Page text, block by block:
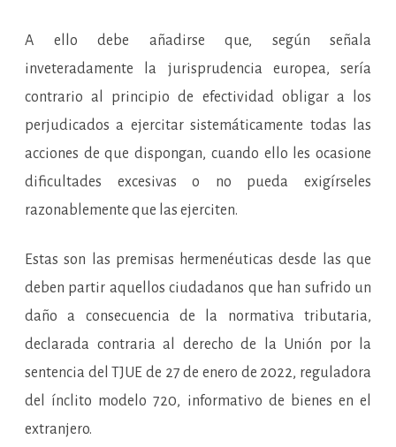
A ello debe añadirse que, según señala
inveteradamente la jurisprudencia europea, sería
contrario al principio de efectividad obligar a los
perjudicados a ejercitar sistemáticamente todas las
acciones de que dispongan, cuando ello les ocasione
dificultades excesivas o no pueda exigírseles
razonablemente que las ejerciten.
Estas son las premisas hermenéuticas desde las que
deben partir aquellos ciudadanos que han sufrido un
daño a consecuencia de la normativa tributaria,
declarada contraria al derecho de la Unión por la
sentencia del TJUE de 27 de enero de 2022, reguladora
del ínclito modelo 720, informativo de bienes en el
extranjero.